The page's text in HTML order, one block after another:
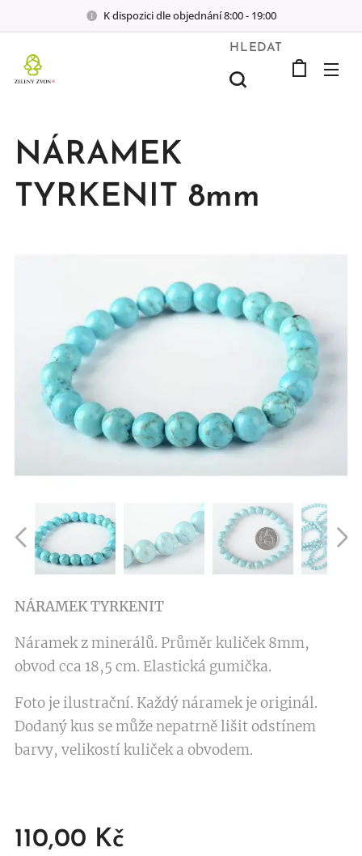
K dispozici dle objednání 8:00 - 19:00
HLEDAT
NÁRAMEK
TYRKENIT 8mm
NÁRAMEK TYRKENIT
Náramek z minerálů. Průměr kuliček 8mm,
obvod cca 18,5 cm. Elastická gumička.
Foto je ilustrační. Každý náramek je originál.
Dodaný kus se může nepatrně lišit odstínem
barvy, velikostí kuliček a obvodem.
110,00 Kč